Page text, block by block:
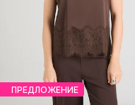
ПРЕДЛОЖЕНИЕ